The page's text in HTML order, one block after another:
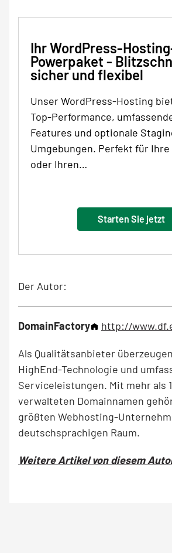
Ihr WordPress-
Powerpaket -
sicher und flexibel
Unser WordPress-Hosting
Top-Performance,
Features und optionale
Umgebungen. Perfekt für
oder Ihren…
Starten Sie jetzt
Der Autor:
DomainFactory http://
Als Qualitätsanbieter
HighEnd-Technologie und
Serviceleistungen. Mit mehr als
verwalteten Domainnamen
größten Webhosting-
deutschsprachigen Raum.
Weitere Artikel von diesem